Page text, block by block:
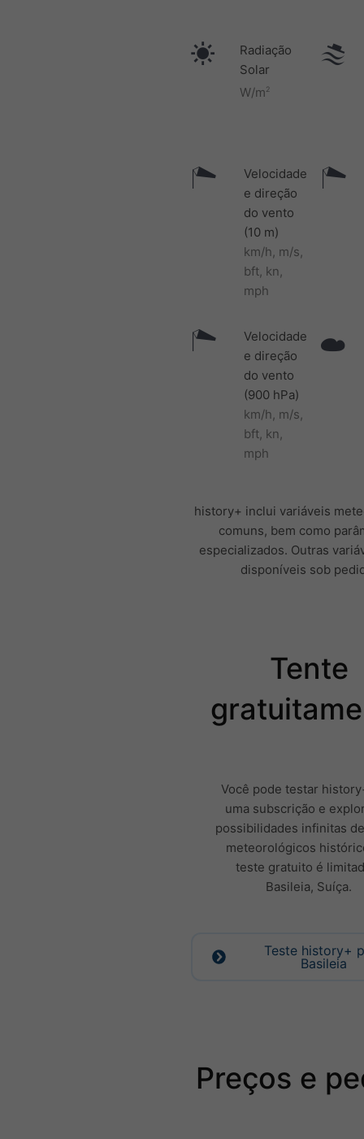
Radiação
Solar
W/m2
Velocidade
e direção
do vento
(10 m)
km/h, m/s,
bft, kn,
mph
Velocidade
e direção
do vento
(900 hPa)
km/h, m/s,
bft, kn,
mph
history+ inclui variáveis
comuns, bem como
especializados. Outras
disponíveis sob
Tente
Você pode testar
uma subscrição e
possibilidades infinitas
meteorológicos
teste gratuito é
Basileia, Suíça.
Teste history+
Basileia
Preços e